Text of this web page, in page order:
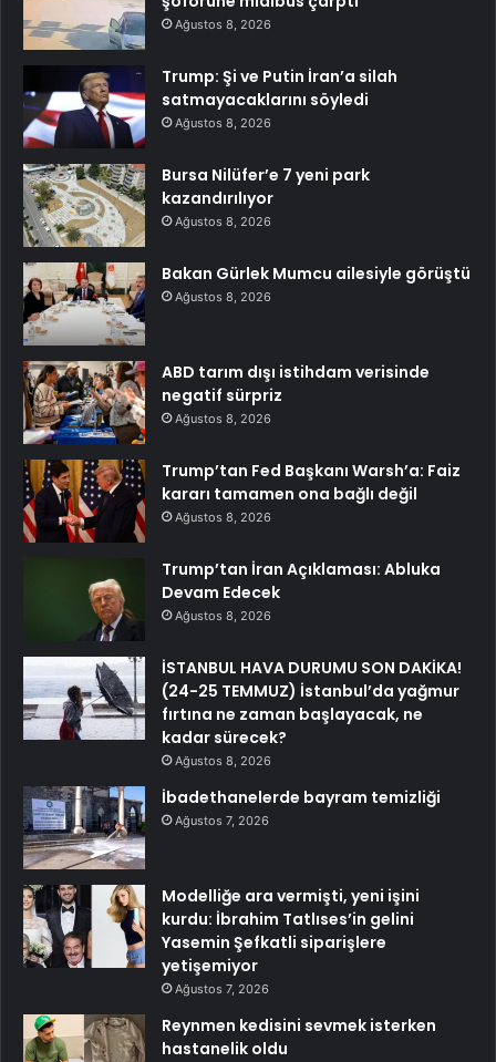
Ağustos 8, 2026
Trump: Şi ve Putin İran’a silah
satmayacaklarını söyledi
Ağustos 8, 2026
Bursa Nilüfer’e 7 yeni park
kazandırılıyor
Ağustos 8, 2026
Bakan Gürlek Mumcu ailesiyle görüştü
Ağustos 8, 2026
ABD tarım dışı istihdam verisinde
negatif sürpriz
Ağustos 8, 2026
Trump’tan Fed Başkanı Warsh’a: Faiz
kararı tamamen ona bağlı değil
Ağustos 8, 2026
Trump’tan İran Açıklaması: Abluka
Devam Edecek
Ağustos 8, 2026
İSTANBUL HAVA DURUMU SON DAKİKA!
(24-25 TEMMUZ) İstanbul’da yağmur
fırtına ne zaman başlayacak, ne
kadar sürecek?
Ağustos 8, 2026
İbadethanelerde bayram temizliği
Ağustos 7, 2026
Modelliğe ara vermişti, yeni işini
kurdu: İbrahim Tatlıses’in gelini
Yasemin Şefkatli siparişlere
yetişemiyor
Ağustos 7, 2026
Reynmen kedisini sevmek isterken
hastanelik oldu